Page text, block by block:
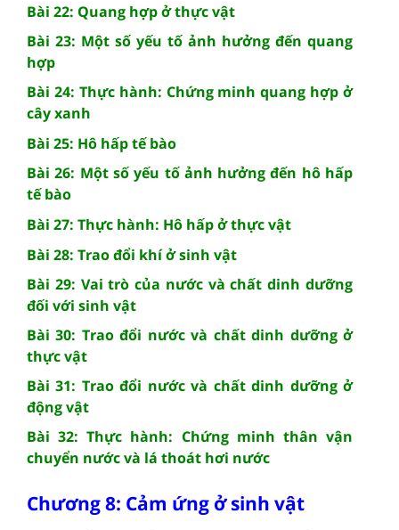
Bài 22: Quang hợp ở thực vật
Bài 23: Một số yếu tố ảnh hưởng đến quang
hợp
Bài 24: Thực hành: Chứng minh quang hợp ở
cây xanh
Bài 25: Hô hấp tế bào
Bài 26: Một số yếu tố ảnh hưởng đến hô hấp
tế bào
Bài 27: Thực hành: Hô hấp ở thực vật
Bài 28: Trao đổi khí ở sinh vật
Bài 29: Vai trò của nước và chất dinh dưỡng
đối với sinh vật
Bài 30: Trao đổi nước và chất dinh dưỡng ở
thực vật
Bài 31: Trao đổi nước và chất dinh dưỡng ở
động vật
Bài 32: Thực hành: Chứng minh thân vận
chuyển nước và lá thoát hơi nước
Chương 8: Cảm ứng ở sinh vật